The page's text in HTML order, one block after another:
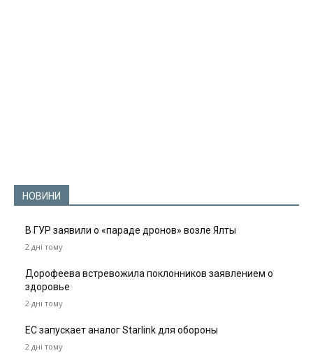
НОВИНИ
В ГУР заявили о «параде дронов» возле Ялты
2 дні тому
Дорофеева встревожила поклонников заявлением о
здоровье
2 дні тому
ЕС запускает аналог Starlink для обороны
2 дні тому